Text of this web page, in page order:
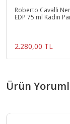
Roberto Cavalli
EDP 75 ml Kadın
2.280,00 TL
Ürün